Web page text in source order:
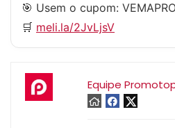
🎯 Usem o cupom:
🛒 meli.la/2JvLjsV
Equipe